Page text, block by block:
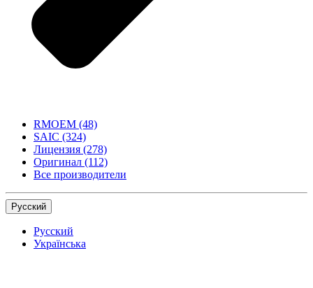
RMOEM (48)
SAIC (324)
Лицензия (278)
Оригинал (112)
Все производители
Русский
Русский
Українська